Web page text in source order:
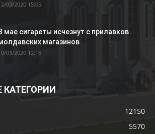
03/2020 15:05
мае сигареты исчезнут с прилавков
магазинов
03/2020 12:16
12150
5570